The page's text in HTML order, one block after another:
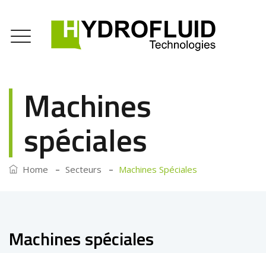
Machines
spéciales
Home – Secteurs – Machines Spéciales
Machines spéciales